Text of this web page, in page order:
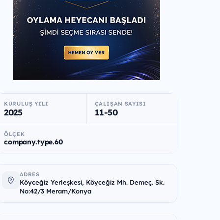
KURULUŞ YILI
2025
ÇALIŞAN SAYISI
11-50
ÖLÇEK
company.type.60
ADRES
Köyceğiz Yerleşkesi, Köyceğiz Mh. Demeç. Sk.
No:42/3 Meram/Konya